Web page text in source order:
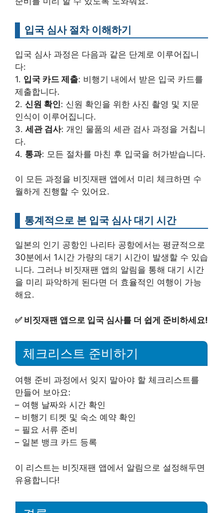
입국 심사 절차 이해하기
입국 심사 과정은 다음과 같은 단계로 이루어집니
다:
1. 입국 카드 제출: 비행기 내에서 받은 입국 카드를
제출합니다.
2. 신원 확인: 신원 확인을 위한 사진 촬영 및 지문
인식이 이루어집니다.
3. 세관 검사: 개인 물품의 세관 검사 과정을 거칩니
다.
4. 통과: 모든 절차를 마친 후 입국을 허가받습니다.
이 모든 과정을 비짓재팬 앱에서 미리 체크하면 수
월하게 진행할 수 있어요.
통계적으로 본 입국 심사 대기 시간
일본의 인기 공항인 나리타 공항에서는 평균적으로
30분에서 1시간 가량의 대기 시간이 발생할 수 있습
니다. 그러나 비짓재팬 앱의 알림을 통해 대기 시간
을 미리 파악하게 된다면 더 효율적인 여행이 가능
해요.
✅ 비짓재팬 앱으로 입국 심사를 더 쉽게 준비하세요!
체크리스트 준비하기
여행 준비 과정에서 잊지 말아야 할 체크리스트를
만들어 보아요:
– 여행 날짜와 시간 확인
– 비행기 티켓 및 숙소 예약 확인
– 필요 서류 준비
– 일본 뱅크 카드 등록
이 리스트는 비짓재팬 앱에서 알림으로 설정해두면
유용합니다!